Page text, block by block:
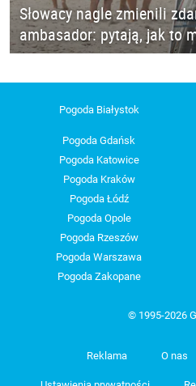
Słowacy nagle zmienili
ambasador: pytają, jak to
Pogoda Białystok
Pogoda Gdańsk
Pogoda Katowice
Pogoda Kraków
Pogoda Łódź
Pogoda Opole
Pogoda Rzeszów
Pogoda Warszawa
Pogoda Zakopane
© 1995-2026
Reklama O nas